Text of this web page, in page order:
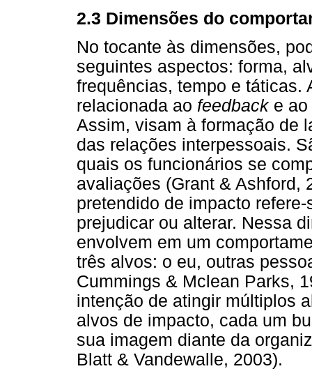
2.3 Dimensões do
No tocante às dimensões,
seguintes aspectos: forma,
frequências, tempo e táticas.
relacionada ao feedbacke ao
Assim, visam à formação de
das relações interpessoais.
quais os funcionários se
avaliações (Grant & Ashford,
pretendido de impacto
prejudicar ou alterar. Nessa
envolvem em um
três alvos: o eu, outras
Cummings & Mclean Parks,
intenção de atingir múltiplos
alvos de impacto, cada um
sua imagem diante da
Blatt & Vandewalle, 2003).